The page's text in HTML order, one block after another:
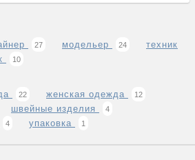
27 модельер 24 техник
10
22 женская одежда 12
швейные изделия 4
4 упаковка 1